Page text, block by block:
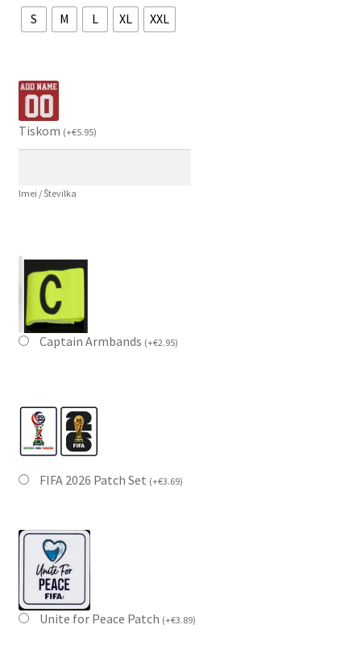
S
M L XL XXL
Tiskom (+€5.95)
Imei / Številka
Captain Armbands (+€2.95)
FIFA 2026 Patch Set (+€3.69)
Unite for Peace Patch (+€3.89)